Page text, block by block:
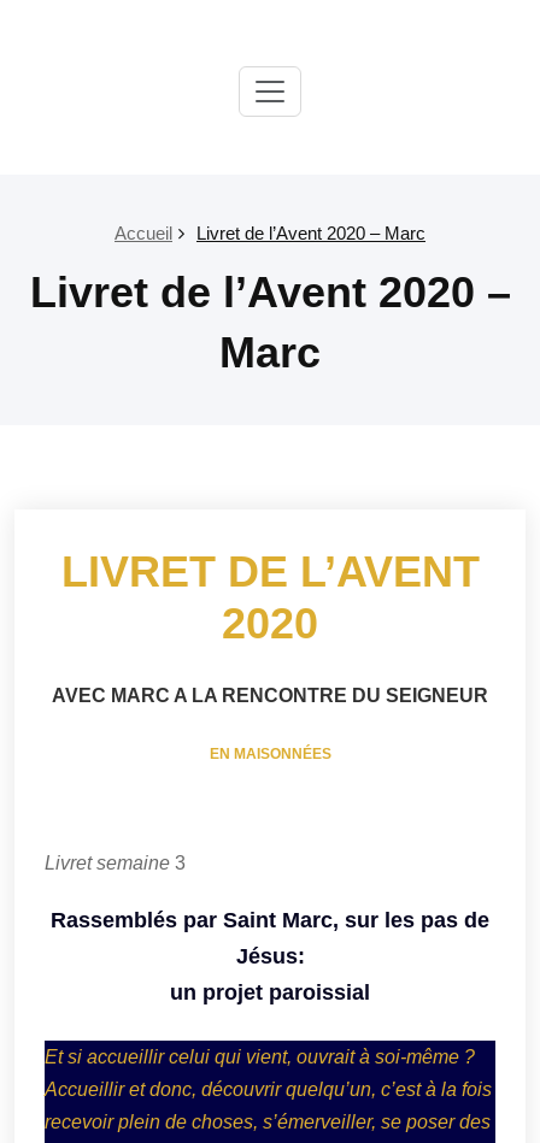
Accueil Livret de l’Avent 2020 – Marc
Livret de l’Avent 2020 –
Marc
LIVRET DE L’AVENT
2020
AVEC MARC A LA RENCONTRE DU SEIGNEUR
EN MAISONNÉES
Livret semaine 3
Rassemblés par Saint Marc, sur les pas de
Jésus:
un projet paroissial
Et si accueillir celui qui vient, ouvrait à soi-même ?
Accueillir et donc, découvrir quelqu’un, c’est à la fois
recevoir plein de choses, s’émerveiller, se poser des